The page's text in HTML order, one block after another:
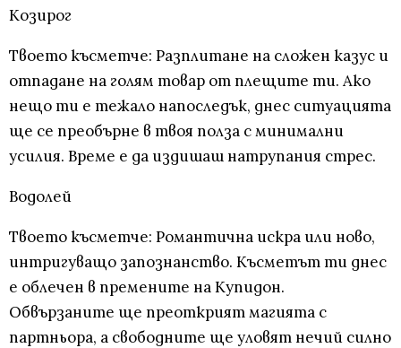
Козирог
Твоето късметче: Разплитане на сложен казус и
отпадане на голям товар от плещите ти. Ако
нещо ти е тежало напоследък, днес ситуацията
ще се преобърне в твоя полза с минимални
усилия. Време е да издишаш натрупания стрес.
Водолей
Твоето късметче: Романтична искра или ново,
интригуващо запознанство. Късметът ти днес
е облечен в премените на Купидон.
Обвързаните ще преоткрият магията с
партньора, а свободните ще уловят нечий силно